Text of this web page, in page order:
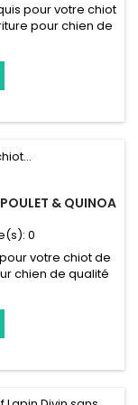
pour votre chiot
pour chien de
en céréales
le plus frais et le
cuisine, cette
% naturelle...
& QUINOA
0
votre chiot de
chien de qualité
en céréales et
frais et le plus
cette recette
contient des...